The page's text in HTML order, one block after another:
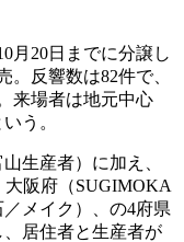
月 20日までに分譲し
。反響数は82件で、
来場者は地元中心
う。
生産者）に加え、
大阪府（SUGIMOKA
メイク）、の4府県
居住者と生産者が